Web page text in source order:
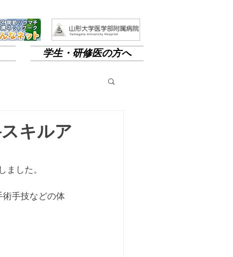
学生・研修医の方へ
キルア
ました。
手技などの体